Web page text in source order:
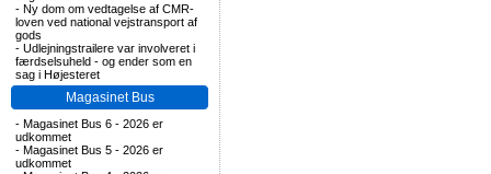
- Ny dom om vedtagelse af CMR-
loven ved national vejstransport af
gods
- Udlejningstrailere var involveret i
færdselsuheld - og ender som en
sag i Højesteret
Magasinet Bus
- Magasinet Bus 6 - 2026 er
udkommet
- Magasinet Bus 5 - 2026 er
udkommet